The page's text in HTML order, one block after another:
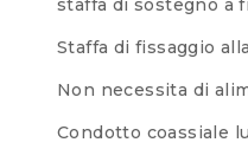
Staffa di fissaggio
Non necessita di
Condotto coassiale